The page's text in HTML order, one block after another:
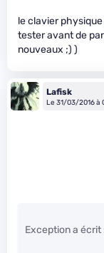
le clavier
tester avant de
nouveaux ;) )
Lafisk
Le 31/03/2016 à
Exception a écrit